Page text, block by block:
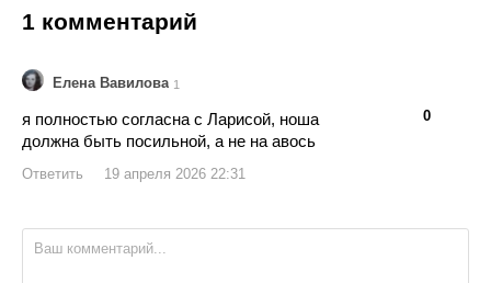
1 комментарий
Елена Вавилова 1
0
я полностью согласна с Ларисой, ноша
должна быть посильной, а не на авось
Ответить 19 апреля 2026 22:31